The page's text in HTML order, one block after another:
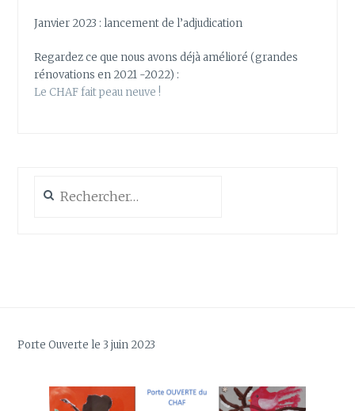
Janvier 2023 : lancement de l’adjudication
Regardez ce que nous avons déjà amélioré (grandes
rénovations en 2021 -2022) :
Le CHAF fait peau neuve !
Porte Ouverte le 3 juin 2023